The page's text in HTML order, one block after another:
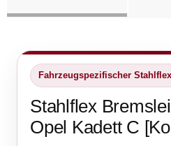
Fahrzeugspezifischer
Stahlflex
Opel Kadett C